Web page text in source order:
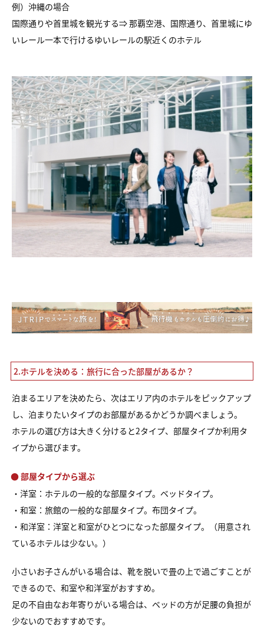
例）沖縄の場合
国際通りや首里城を観光する⇒ 那覇空港、国際通り、首里城にゆ
いレール一本で行けるゆいレールの駅近くのホテル
2.ホテルを決める：旅行に合った部屋があるか？
泊まるエリアを決めたら、次はエリア内のホテルをピックアップ
し、泊まりたいタイプのお部屋があるかどうか調べましょう。
ホテルの選び方は大きく分けると2タイプ、部屋タイプか利用タ
イプから選びます。
● 部屋タイプから選ぶ
・洋室：ホテルの一般的な部屋タイプ。ベッドタイプ。
・和室：旅館の一般的な部屋タイプ。布団タイプ。
・和洋室：洋室と和室がひとつになった部屋タイプ。（用意され
ているホテルは少ない。）
小さいお子さんがいる場合は、靴を脱いで畳の上で過ごすことが
できるので、和室や和洋室がおすすめ。
足の不自由なお年寄りがいる場合は、ベッドの方が足腰の負担が
少ないのでおすすめです。